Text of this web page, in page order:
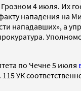
Грозном 4 июля. Их
нападения на
нападавших», а
по Чечне 5 июля
115 УК